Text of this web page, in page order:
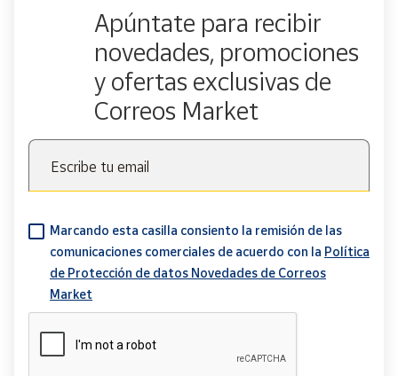
Apúntate para recibir
novedades, promociones
y ofertas exclusivas de
Correos Market
Escribe tu email
Marcando esta casilla consiento la remisión de las
comunicaciones comerciales de acuerdo con la Política
de Protección de datos Novedades de Correos
Market